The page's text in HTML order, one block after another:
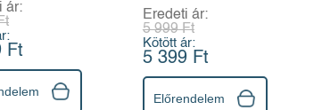
ár:
Ft
kihívásaival szemben
Eredeti ár:
5 999 Ft
Kötött ár:
5 399 Ft
Előrendelem